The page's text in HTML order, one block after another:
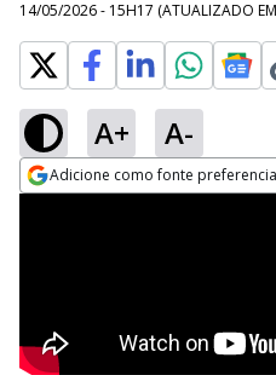
14/05/2026 - 15H17 (ATUALIZADO EM
A+ A-
Adicione como fonte